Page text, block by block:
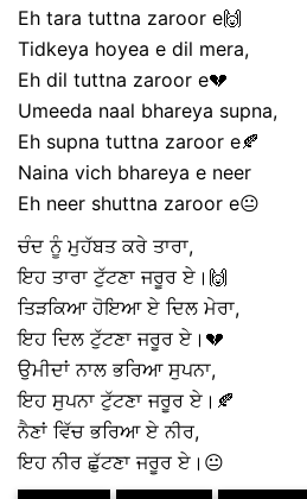
Eh tara tuttna zaroor e🙌
Tidkeya hoyea e dil mera,
Eh dil tuttna zaroor e💔
Umeeda naal bhareya supna,
Eh supna tuttna zaroor e🍂
Naina vich bhareya e neer
Eh neer shuttna zaroor e😐
ਚੰਦ ਨੂੰ ਮੁਹੱਬਤ ਕਰੇ ਤਾਰਾ,
ਇਹ ਤਾਰਾ ਟੁੱਟਣਾ ਜਰੂਰ ਏ।🙌
ਤਿੜਕਿਆ ਹੋਇਆ ਏ ਦਿਲ ਮੇਰਾ,
ਇਹ ਦਿਲ ਟੁੱਟਣਾ ਜਰੂਰ ਏ।💔
ਉਮੀਦਾਂ ਨਾਲ ਭਰਿਆ ਸੁਪਨਾ,
ਇਹ ਸੁਪਨਾ ਟੁੱਟਣਾ ਜਰੂਰ ਏ।🍂
ਨੈਣਾਂ ਵਿੱਚ ਭਰਿਆ ਏ ਨੀਰ,
ਇਹ ਨੀਰ ਛੁੱਟਣਾ ਜਰੂਰ ਏ।😐